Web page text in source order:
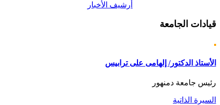
أرشيف الأخبار
قيادات الجامعة
الأستاذ الدكتور/ إلهامى على ترابيس
رئيس جامعة دمنهور
السيرة الذاتية